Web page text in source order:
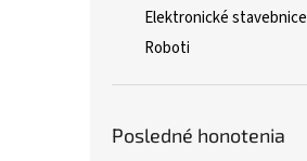
Elektronické stavebnice
Roboti
Posledné honotenia